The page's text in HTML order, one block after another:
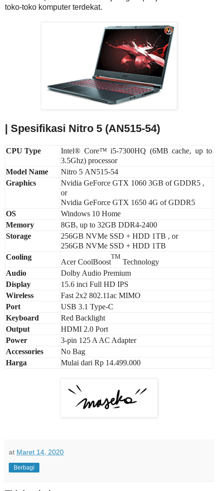
toko-toko komputer terdekat.
| Spesifikasi Nitro 5 (AN515-54)
CPU Type
Intel® Core™ i5-7300HQ (6MB cache, up to
3.5Ghz) processor
Model Name
Nitro 5 AN515-54
Graphics
Nvidia GeForce GTX 1060 3GB of GDDR5 ,
or
Nvidia GeForce GTX 1650 4G of GDDR5
OS
Windows 10 Home
Memory
8GB, up to 32GB DDR4-2400
Storage
256GB NVMe SSD + HDD 1TB , or
256GB NVMe SSD + HDD 1TB
Cooling
Acer CoolBoost
TM
Technology
Audio
Dolby Audio Premium
Display
15.6 inci Full HD IPS
Wireless
Fast 2x2 802.11ac MIMO
Port
USB 3.1 Type-C
Keyboard
Red Backlight
Output
HDMI 2.0 Port
Power
3-pin 125 A AC Adapter
Accessories
No Bag
Harga
Mulai dari Rp 14.499.000
at Maret 14, 2020
Berbagi